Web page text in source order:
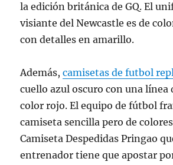
la edición británica de GQ. El
visiante del Newcastle es de
con detalles en amarillo.
Además,camisetas de futbol
cuello azul oscuro con una línea
color rojo. El equipo de fútbol
camiseta sencilla pero de
Camiseta Despedidas Pringao
entrenador tiene que apostar